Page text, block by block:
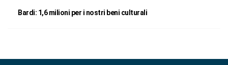
Bardi: 1,6 milioni per i nostri beni culturali